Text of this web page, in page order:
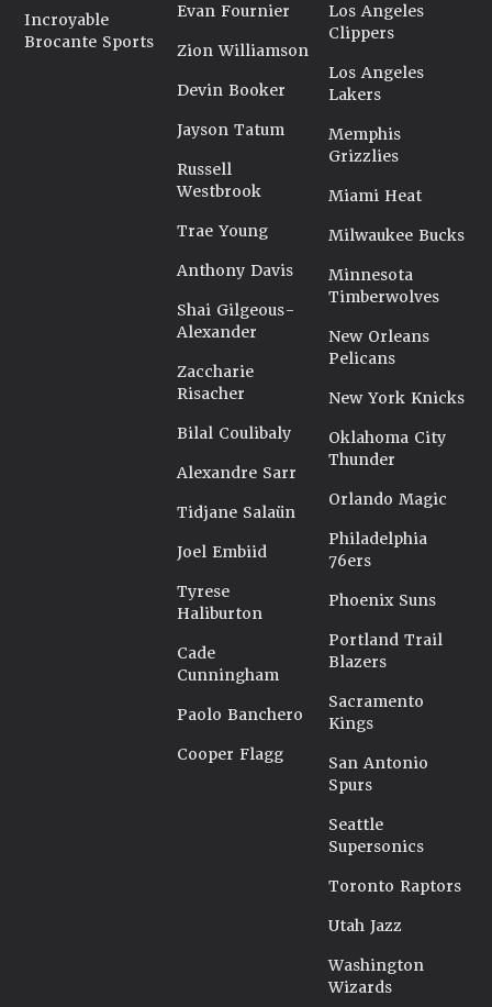
Incroyable
Brocante Sports
Evan Fournier
Zion Williamson
Devin Booker
Jayson Tatum
Russell
Westbrook
Trae Young
Anthony Davis
Shai Gilgeous-
Alexander
Zaccharie
Risacher
Bilal Coulibaly
Alexandre Sarr
Tidjane Salaün
Joel Embiid
Tyrese
Haliburton
Cade
Cunningham
Paolo Banchero
Cooper Flagg
Los Angeles
Clippers
Los Angeles
Lakers
Memphis
Grizzlies
Miami Heat
Milwaukee Bucks
Minnesota
Timberwolves
New Orleans
Pelicans
New York Knicks
Oklahoma City
Thunder
Orlando Magic
Philadelphia
76ers
Phoenix Suns
Portland Trail
Blazers
Sacramento
Kings
San Antonio
Spurs
Seattle
Supersonics
Toronto Raptors
Utah Jazz
Washington
Wizards